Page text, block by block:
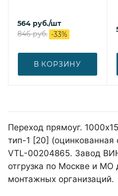
564 руб./шт
846руб. -33%
В КОРЗИНУ
Переход прямоуг.
тип-1 [20] (оцинкованная
VTL-00204865. Завод
отгрузка по Москве и МО
монтажных организаций.